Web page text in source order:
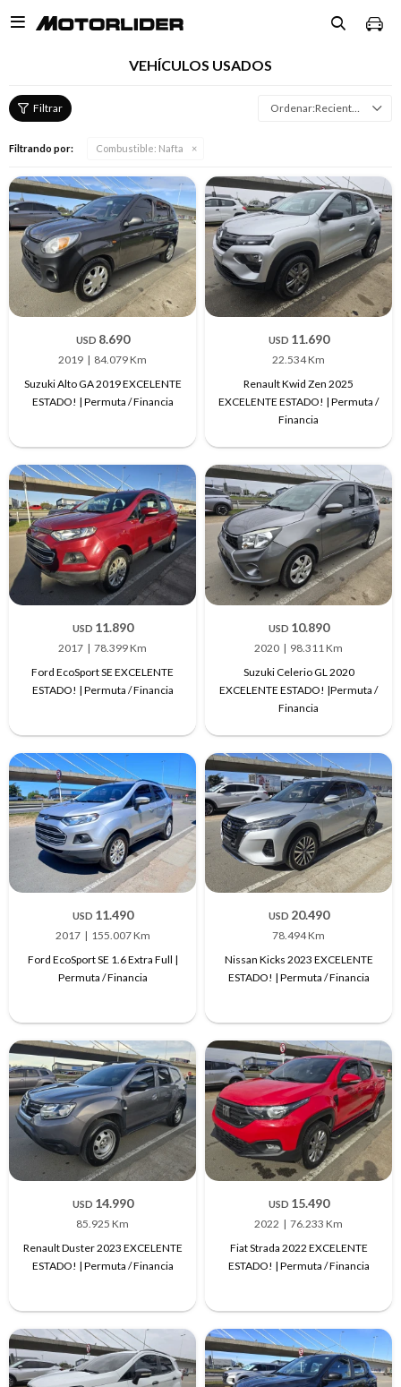

VEHÍCULOS USADOS
Recientes
Filtrando por: Combustible: Nafta
USD 8.690
2019
84.079 Km
Suzuki Alto GA 2019 EXCELENTE
ESTADO! | Permuta / Financia
USD 11.690
22.534 Km
Renault Kwid Zen 2025
EXCELENTE ESTADO! | Permuta /
Financia
USD 11.890
2017
78.399 Km
Ford EcoSport SE EXCELENTE
ESTADO! | Permuta / Financia
USD 10.890
2020
98.311 Km
Suzuki Celerio GL 2020
EXCELENTE ESTADO! |Permuta /
Financia
USD 11.490
2017
155.007 Km
Ford EcoSport SE 1.6 Extra Full |
Permuta / Financia
USD 20.490
78.494 Km
Nissan Kicks 2023 EXCELENTE
ESTADO! | Permuta / Financia
USD 14.990
85.925 Km
Renault Duster 2023 EXCELENTE
ESTADO! | Permuta / Financia
USD 15.490
2022
76.233 Km
Fiat Strada 2022 EXCELENTE
ESTADO! | Permuta / Financia